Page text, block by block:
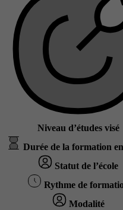
Niveau d’études visé
Durée de la formation
Statut de l’école
Rythme de
Modalité